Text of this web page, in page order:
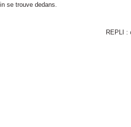
se trouve dedans.